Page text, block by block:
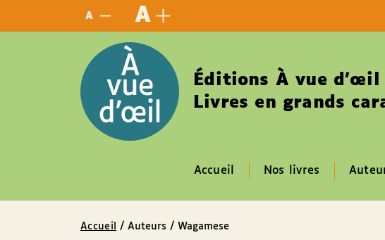
A A
Éditions À vue d’œil
Livres en grands
Accueil Nos livres
Accueil / Auteurs / Wagamese
Panneau de gestion des cookies